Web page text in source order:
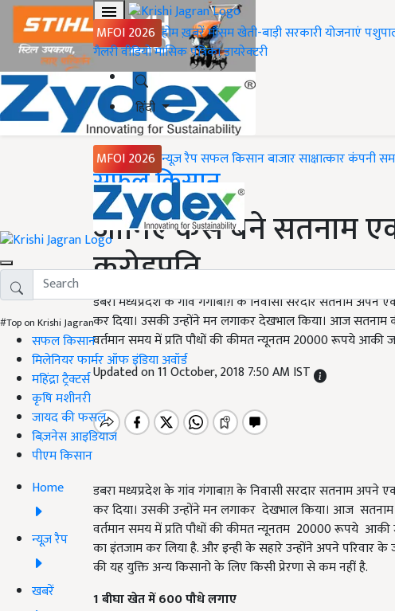
MFOI 2026 होमख़बरेंमौसमखेती-बाड़ीसरकारी योजनाएं
गैलरीवीडियोमासिक पत्रिकाडायरेक्टरी
हिंदी
MFOI 2026 न्यूज़ रैपसफल किसानबाजारसाक्षात्कारकंपनी
#Top on Krishi Jagran
सफल किसान
मिलेनियर फार्मर ऑफ इंडिया अवॉर्ड
महिंद्रा ट्रैक्टर्स
कृषि मशीनरी
जायद की फसल
बिज़नेस आइडियाज
पीएम किसान
Home
न्यूज़ रैप
खबरें
Home
सफल किसान
जानिए कैसे बने सतनाम
करोड़पति
डबरा मध्यप्रदेश के गांव गंगाबाग़ के निवासी सरदार सतनाम
कर दिया। उसकी उन्होंने मन लगाकर देखभाल किया। आज
वर्तमान समय में प्रति पौधों की कीमत न्यूनतम 20000 रूपये आकी
Updated on 11 October, 2018 7:50 AM IST
डबरा मध्यप्रदेश के गांव गंगाबाग़ के निवासी सरदार सतनाम
कर दिया। उसकी उन्होंने मन लगाकर देखभाल किया। आज
वर्तमान समय में प्रति पौधों की कीमत न्यूनतम 20000 रूपये आकी
का इंतजाम कर लिया है. और इन्ही के सहारे उन्होंने अपने
की यह युक्ति अन्य किसानो के लिए किसी प्रेरणा से कम नहीं है.
1 बीघा खेत में 600 पौधे लगाए